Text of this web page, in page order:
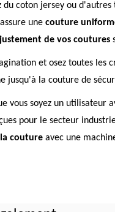
du coton jersey ou
une couture
de vos coutures
et osez toutes les
jusqu'à la couture de
vous soyez un utilisateur
pour le secteur
couture avec une